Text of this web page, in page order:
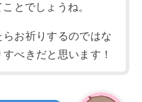
とでしょうね。
お祈りするのではな
べきだと思います！